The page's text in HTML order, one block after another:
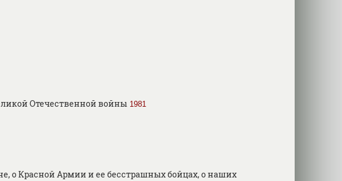
Отечественной войны 1981
о Красной Армии и ее бесстрашных бойцах, о наших